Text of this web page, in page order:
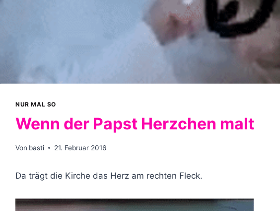
NUR MAL SO
Wenn der Papst Herzchen malt
Von basti 21. Februar 2016
Da trägt die Kirche das Herz am rechten Fleck.